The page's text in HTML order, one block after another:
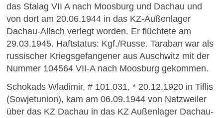
das Stalag VII A nach Moosburg und Dachau und
von dort am 20.06.1944 in das KZ-Außenlager
Dachau-Allach verlegt worden. Er flüchtete am
29.03.1945. Haftstatus: Kgf./Russe. Taraban war als
russischer Kriegsgefangener aus Auschwitz mit der
Nummer 104564 VII-A nach Moosburg gekommen.
Schokads Wladimir, # 101.031, * 20.12.1920 in Tiflis
(Sowjetunion), kam am 06.09.1944 von Natzweiler
über das KZ Dachau in das KZ Außenlager Dachau-